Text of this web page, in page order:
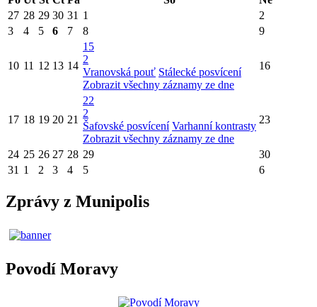
27 28 29 30 31 1
2
3
4 5 6 7 8 9
10 11 12 13 14
15
2
Vranovská pouť Stálecké posvícení
Zobrazit všechny záznamy ze dne
16
17 18 19 20 21
22
2
Šafovské posvícení Varhanní kontrasty
Zobrazit všechny záznamy ze dne
23
24 25 26 27 28 29
30
31 1 2 3 4 5 6
Zprávy z Munipolis
Povodí Moravy